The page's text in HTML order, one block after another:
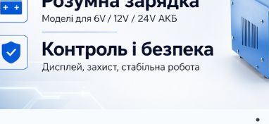
автолампи
Ароматизатори в машину
Ароматизатори для дому та
офісу